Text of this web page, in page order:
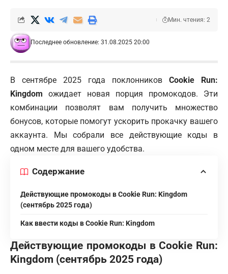
Последнее обновление: 31.08.2025 20:00
Мин. чтения: 2
В сентябре 2025 года поклонников Cookie Run:
Kingdom ожидает новая порция промокодов. Эти
комбинации позволят вам получить множество
бонусов, которые помогут ускорить прокачку вашего
аккаунта. Мы собрали все действующие коды в
одном месте для вашего удобства.
Содержание
Действующие промокоды в Cookie Run: Kingdom
(сентябрь 2025 года)
Как ввести коды в Cookie Run: Kingdom
Действующие промокоды в Cookie Run:
Kingdom (сентябрь 2025 года)